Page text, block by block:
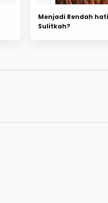
Menjadi Rendah
Sulitkah?